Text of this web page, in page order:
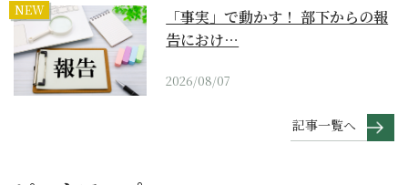
NEW
「事実」で動かす！ 部下からの報
告におけ…
2026/08/07
記事一覧へ